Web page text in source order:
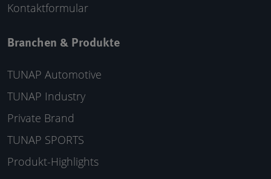
Kontaktformular
Branchen & Produkte
TUNAP Automotive
TUNAP Industry
Private Brand
TUNAP SPORTS
Produkt-Highlights